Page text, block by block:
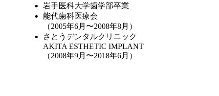
岩手医科大学歯学部卒業
能代歯科医療会
（2005年6月〜2008年8月）
さとうデンタルクリニック
AKITA ESTHETIC IMPLANT
（2008年9月〜2018年6月）